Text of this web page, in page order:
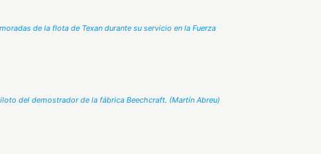
de la flota de Texan durante su servicio en la Fuerza
del demostrador de la fábrica Beechcraft. (Martín Abreu)